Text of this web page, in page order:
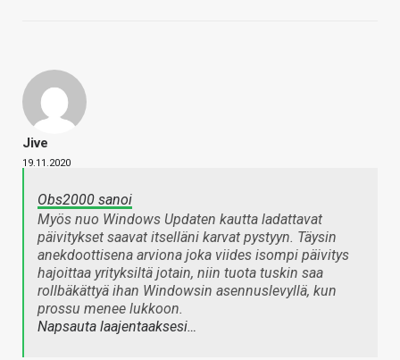
Jive
19.11.2020
Obs2000 sanoi
Myös nuo Windows Updaten kautta ladattavat
päivitykset saavat itselläni karvat pystyyn. Täysin
anekdoottisena arviona joka viides isompi päivitys
hajoittaa yrityksiltä jotain, niin tuota tuskin saa
rollbäkättyä ihan Windowsin asennuslevyllä, kun
prossu menee lukkoon.
Napsauta laajentaaksesi…